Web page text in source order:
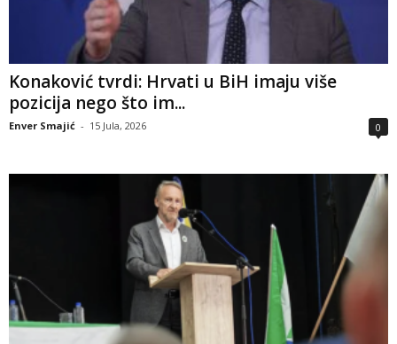
Konaković tvrdi: Hrvati u BiH imaju više
pozicija nego što im...
Enver Smajić - 15 Jula, 2026 0